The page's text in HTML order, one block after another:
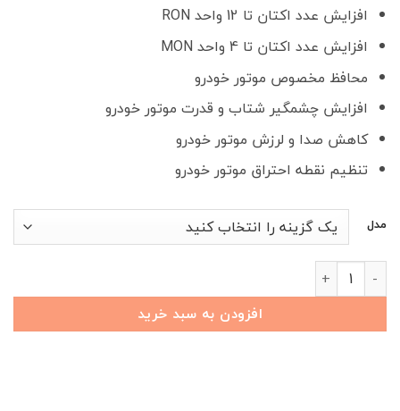
افزایش عدد اکتان تا 12 واحد RON
افزایش عدد اکتان تا 4 واحد MON
محافظ مخصوص موتور خودرو
افزایش چشمگیر شتاب و قدرت موتور خودرو
کاهش صدا و لرزش موتور خودرو
تنظیم نقطه احتراق موتور خودرو
مدل
اکتان مدپاتکس (مخصوص خودروهای توربو و GDI) عدد
افزودن به سبد خرید